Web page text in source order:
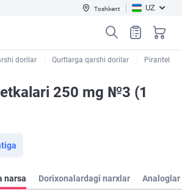
Toshkent UZ
dorilar Qurtlarga qarshi dorilar Pirantel
250 mg №3 (1
narsa Dorixonalardagi narxlar Analoglar